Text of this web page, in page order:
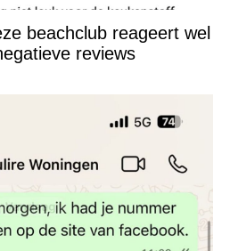
beachclub reageert wel
reviews